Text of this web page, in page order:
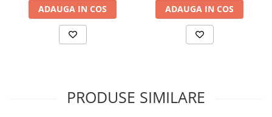
Saci pentru menaj
Elemente pentru prindere si fixare
Chingi si cordeline
Magneti pentru sudura in unghi
ADAUGA IN COS ADAUGA IN COS
PRODUSE SIMILARE